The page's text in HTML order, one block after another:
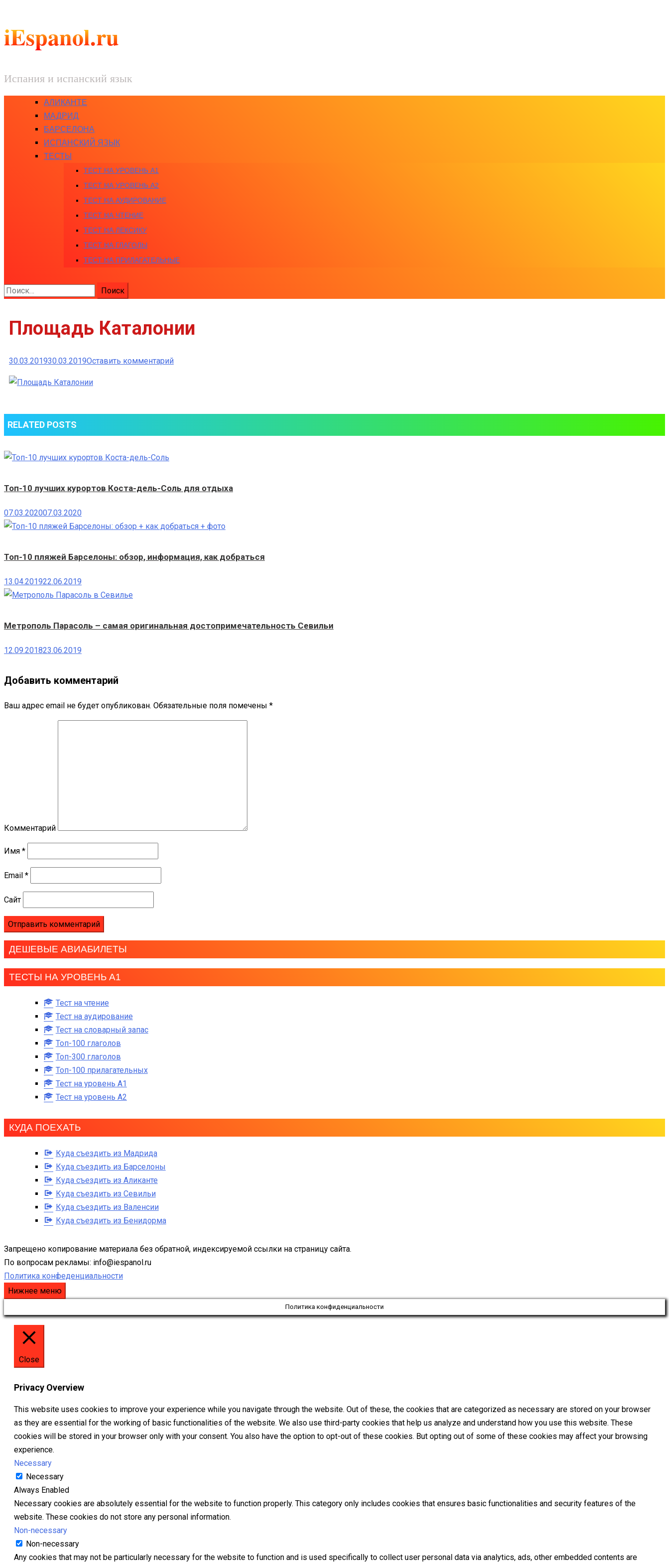
iEspanol.ru
Испания и испанский язык
АЛИКАНТЕ
МАДРИД
БАРСЕЛОНА
ИСПАНСКИЙ ЯЗЫК
ТЕСТЫ
ТЕСТ НА УРОВЕНЬ A1
ТЕСТ НА УРОВЕНЬ A2
ТЕСТ НА АУДИРОВАНИЕ
ТЕСТ НА ЧТЕНИЕ
ТЕСТ НА ЛЕКСИКУ
ТЕСТ НА ГЛАГОЛЫ
ТЕСТ НА ПРИЛАГАТЕЛЬНЫЕ
Найти:
Площадь Каталонии
30.03.201930.03.2019Оставить комментарийк
RELATED POSTS
Топ-10 лучших курортов Коста-дель-Соль для отдыха
07.03.202007.03.2020
Топ-10 пляжей Барселоны: обзор, информация, как добраться
13.04.201922.06.2019
Метрополь Парасоль – самая оригинальная достопримечательность Севильи
12.09.201823.06.2019
Добавить комментарий
Ваш адрес email не будет опубликован. Обязательные поля помечены *
Комментарий
Имя *
Email *
Сайт
ДЕШЕВЫЕ АВИАБИЛЕТЫ
ТЕСТЫ НА УРОВЕНЬ А1
Тест на чтение
Тест на аудирование
Тест на словарный запас
Топ-100 глаголов
Топ-300 глаголов
Топ-100 прилагательных
Тест на уровень A1
Тест на уровень A2
КУДА ПОЕХАТЬ
Куда съездить из Мадрида
Куда съездить из Барселоны
Куда съездить из Аликанте
Куда съездить из Севильи
Куда съездить из Валенсии
Куда съездить из Бенидорма
Запрещено копирование материала без обратной, индексируемой ссылки на страницу сайта.
По вопросам рекламы: info@iespanol.ru
Политика конфеденциальности
Нижнее меню
Политика конфиденциальности
Close
Privacy Overview
This website uses cookies to improve your experience while you navigate through the website. Out of these, the cookies that are categorized as necessary are stored on your browser
as they are essential for the working of basic functionalities of the website. We also use third-party cookies that help us analyze and understand how you use this website. These
cookies will be stored in your browser only with your consent. You also have the option to opt-out of these cookies. But opting out of some of these cookies may affect your browsing
experience.
Necessary
Necessary
Always Enabled
Necessary cookies are absolutely essential for the website to function properly. This category only includes cookies that ensures basic functionalities and security features of the
website. These cookies do not store any personal information.
Non-necessary
Non-necessary
Any cookies that may not be particularly necessary for the website to function and is used specifically to collect user personal data via analytics, ads, other embedded contents are